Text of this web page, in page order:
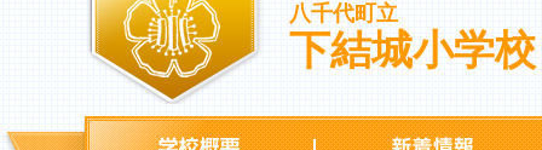
八千代町立
下結城小学校
学校概要